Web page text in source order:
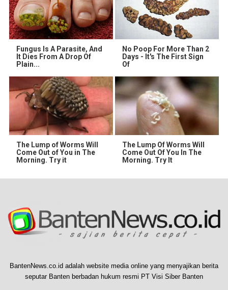
Fungus Is A Parasite, And
It Dies From A Drop Of
Plain...
No Poop For More Than 2
Days - It's The First Sign
Of
The Lump of Worms Will
Come Out of You in The
Morning. Try it
The Lump Of Worms Will
Come Out Of You In The
Morning. Try It
BantenNews.co.id adalah website media online yang menyajikan berita
seputar Banten berbadan hukum resmi PT Visi Siber Banten